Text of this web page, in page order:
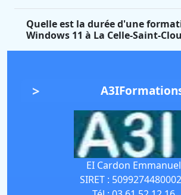
Quelle est la durée d'une
Windows 11 à La Celle-Saint-
EI Cardon Emmanuel
SIRET :